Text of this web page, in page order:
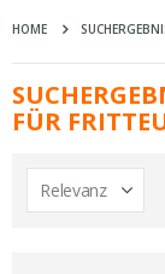
HOME
FÜR